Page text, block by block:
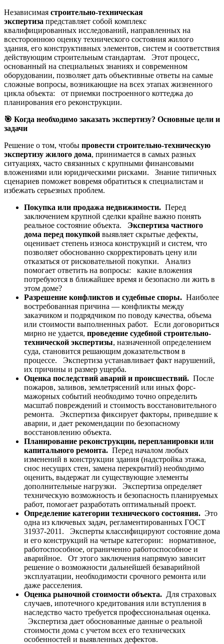
Независимая строительно-техническая
экспертиза представляет собой комплекс
квалифицированных исследований, направленных на
всестороннюю оценку технического состояния жилого
здания, его конструктивных элементов, систем и соответствия
действующим строительным стандартам. Этот процесс,
основанный на специальных знаниях и современном
оборудовании, позволяет дать объективные ответы на самые
сложные вопросы, возникающие на всех этапах жизненного
цикла объекта: от приемки построенного коттеджа до
планирования его реконструкции.
🎯 Когда необходимо заказать экспертизу? Основные цели и
задачи
Решение о том, чтобы провести строительно-техническую
экспертизу жилого дома, принимается в самых разных
ситуациях, часто связанных с крупными финансовыми
вложениями или юридическими рисками. Знание типичных
сценариев поможет вовремя обратиться к специалистам и
избежать серьезных проблем.
Покупка или продажа недвижимости. Перед
заключением крупной сделки крайне важно понять
реальное состояние объекта. Экспертиза частного
дома перед покупкой выявляет скрытые дефекты,
оценивает степень износа конструкций и систем, что
позволяет обоснованно скорректировать цену или
отказаться от рисковательной покупки. Анализ
помогает ответить на вопросы: какие вложения
потребуются в ближайшее время и безопасно ли жить в
этом доме?
Разрешение конфликтов и судебные споры. Наиболее
востребованная причина — конфликты между
заказчиком и подрядчиком по поводу качества, объема
или стоимости выполненных работ. Если договориться
мирно не удается, проведение судебной строительно-
технической экспертизы, назначенной определением
суда, становится решающим доказательством в
процессе. Экспертиза устанавливает факт нарушений,
их причины и размер ущерба.
Оценка последствий аварий и происшествий. После
пожаров, заливов, землетрясений или иных форс-
мажорных событий необходимо точно определить
масштаб повреждений и стоимость восстановительного
ремонта. Экспертиза фиксирует факторы, приведшие к
аварии, и дает рекомендации по безопасному
восстановлению объекта.
Планирование реконструкции, перепланировки или
капитального ремонта. Перед началом любых
изменений в конструкции здания (надстройка этажа,
снос несущих стен, замена перекрытий) необходимо
оценить, выдержат ли существующие элементы
дополнительные нагрузки. Экспертиза определяет
техническую возможность и безопасность планируемых
работ, помогает разработать оптимальный проект.
Определение категории технического состояния. Это
одна из ключевых задач, регламентированных ГОСТ
31937-2011. Эксперты классифицируют состояние дома
и его конструкций на четыре категории: нормативное,
работоспособное, ограниченно работоспособное и
аварийное. От этого заключения напрямую зависит
решение о возможности дальнейшей безаварийной
эксплуатации, необходимости срочного ремонта или
даже расселения.
Оценка рыночной стоимости объекта. Для страховых
случаев, ипотечного кредитования или вступления в
наследство часто требуется профессиональная оценка.
Экспертиза дает обоснованные данные о реальной
стоимости дома с учетом всех его технических
особенностей и выявленных дефектов.